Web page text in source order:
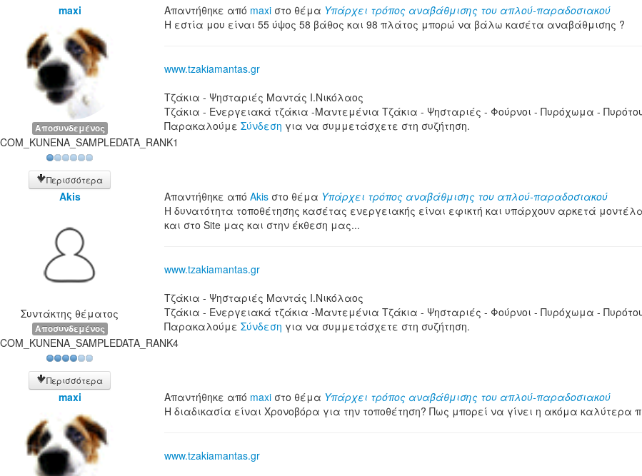
maxi
Αποσυνδεμένος
COM_KUNENA_SAMPLEDATA_RANK1
Περισσότερα
Απαντήθηκε από maxiστο θέμα Υπάρχει τρόπος αναβάθμισης του απλού-παραδοσιακού
Η εστία μου είναι 55 ύψος 58 βάθος και 98 πλάτος μπορώ να βάλω κασέτα αναβάθμισης ?
www.tzakiamantas.gr
Τζάκια - Ψησταριές Μαντάς Ι.Νικόλαος
Τζάκια - Ενεργειακά τζάκια -Μαντεμένια Τζάκια - Ψησταριές - Φούρνοι - Πυρόχωμα -
Παρακαλούμε Σύνδεση για να συμμετάσχετε στη συζήτηση.
Akis
Συντάκτης θέματος
Αποσυνδεμένος
COM_KUNENA_SAMPLEDATA_RANK4
Περισσότερα
Απαντήθηκε από Akisστο θέμα Υπάρχει τρόπος αναβάθμισης του απλού-παραδοσιακού
Η δυνατότητα τοποθέτησης κασέτας ενεργειακής είναι εφικτή και υπάρχουν αρκετά
και στο Site μας και στην έκθεση μας...
www.tzakiamantas.gr
Τζάκια - Ψησταριές Μαντάς Ι.Νικόλαος
Τζάκια - Ενεργειακά τζάκια -Μαντεμένια Τζάκια - Ψησταριές - Φούρνοι - Πυρόχωμα -
Παρακαλούμε Σύνδεση για να συμμετάσχετε στη συζήτηση.
maxi Απαντήθηκε από maxiστο θέμα Υπάρχει τρόπος αναβάθμισης του απλού-παραδοσιακού
Η διαδικασία είναι Χρονοβόρα για την τοποθέτηση? Πως μπορεί να γίνει η ακόμα καλύτερα
www.tzakiamantas.gr